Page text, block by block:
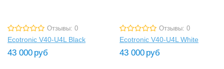
Отзывы: 0
Ecotronic V40-U4L Black
43 000 руб
Отзывы: 0
Ecotronic V40-U4L White
43 000 руб